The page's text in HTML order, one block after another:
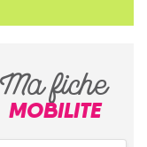
Ma fiche
MOBILITE